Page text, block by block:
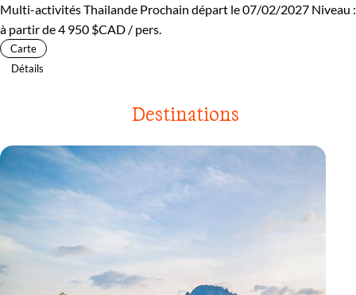
Multi-activités Thailande Prochain départ le 07/02/2027 Niveau :
à partir de4 950 $CAD / pers.
Carte
Détails
Destinations